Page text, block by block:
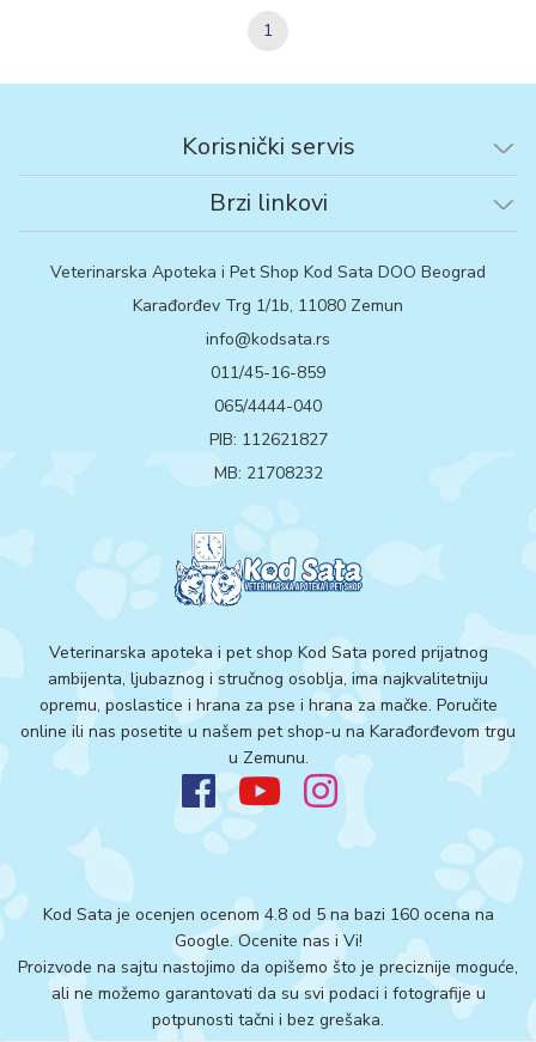
1
Korisnički servis
Brzi linkovi
Veterinarska Apoteka i Pet Shop Kod Sata DOO Beograd
Karađorđev Trg 1/1b, 11080 Zemun
info@kodsata.rs
011/45-16-859
065/4444-040
PIB: 112621827
MB: 21708232
Veterinarska apoteka i pet shop Kod Sata pored prijatnog
ambijenta, ljubaznog i stručnog osoblja, ima najkvalitetniju
opremu, poslastice i hrana za pse i hrana za mačke. Poručite
online ili nas posetite u našem pet shop-u na Karađorđevom trgu
u Zemunu.
Kod Sata je ocenjen ocenom 4.8 od 5 na bazi 160 ocena na
Google.Ocenite nas i Vi!
Proizvode na sajtu nastojimo da opišemo što je preciznije moguće,
ali ne možemo garantovati da su svi podaci i fotografije u
potpunosti tačni i bez grešaka.